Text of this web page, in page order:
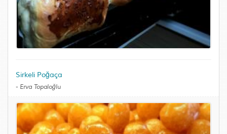
Sirkeli Poğaça
- Erva Topaloğlu